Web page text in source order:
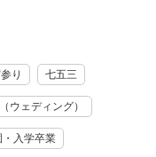
ーです◇◇◇
と思います。しか
、家族同士で撮り
り 七五三
ウェディング）
・入学卒業